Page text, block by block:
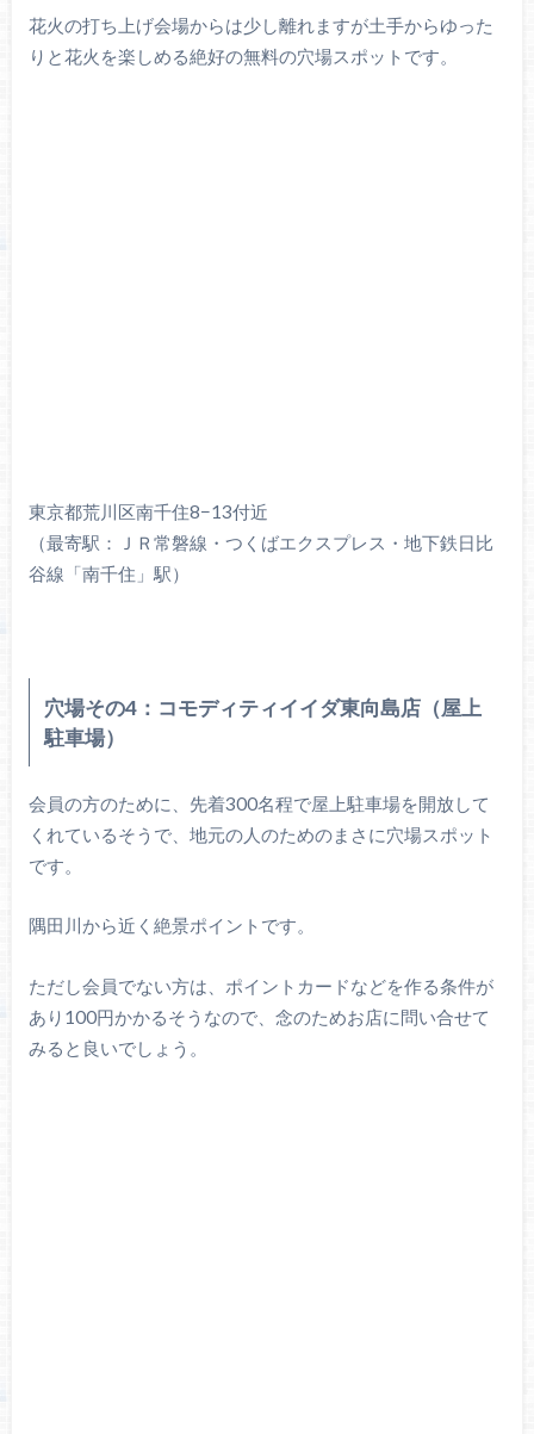
花火の打ち上げ会場からは少し離れますが土手からゆった
りと花火を楽しめる絶好の無料の穴場スポットです。
東京都荒川区南千住8−13付近
（最寄駅：ＪＲ常磐線・つくばエクスプレス・地下鉄日比
谷線「南千住」駅）
穴場その4：コモディティイイダ東向島店（屋上
駐車場）
会員の方のために、先着300名程で屋上駐車場を開放して
くれているそうで、地元の人のためのまさに穴場スポット
です。
隅田川から近く絶景ポイントです。
ただし会員でない方は、ポイントカードなどを作る条件が
あり100円かかるそうなので、念のためお店に問い合せて
みると良いでしょう。